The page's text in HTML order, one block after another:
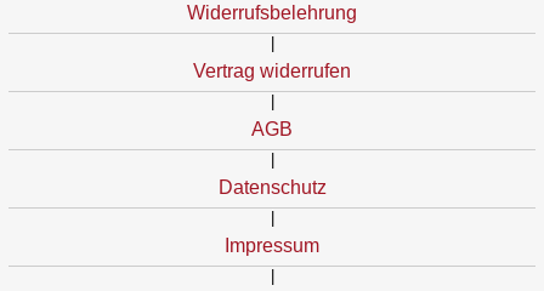
Widerrufsbelehrung
Vertrag widerrufen
AGB
Datenschutz
Impressum